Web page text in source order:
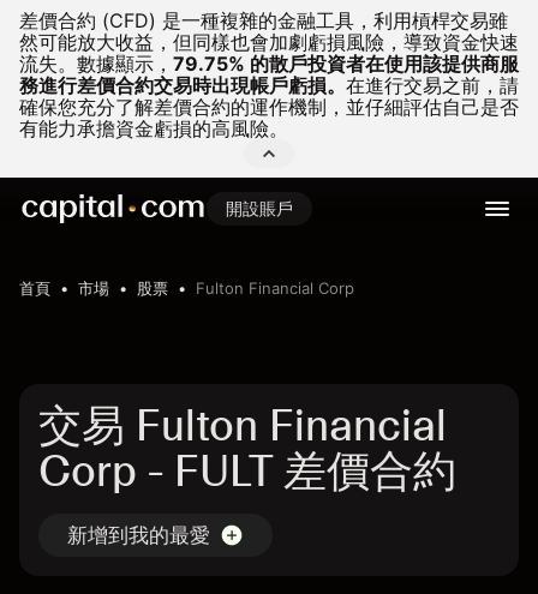
差價合約 (CFD) 是一種複雜的金融工具，利用槓桿交易雖
然可能放大收益，但同樣也會加劇虧損風險，導致資金快速
流失。 數據顯示， 79.75% 的散戶投資者在使用該提供商服
務進行差價合約交易時出現帳戶虧損。 在進行交易之前，請
確保您充分了解差價合約的運作機制，並仔細評估自己是否
有能力承擔資金虧損的高風險。
開設賬戶
首頁 市場 股票 Fulton Financial Corp
交易 Fulton Financial
Corp - FULT 差價合約
新增到我的最愛